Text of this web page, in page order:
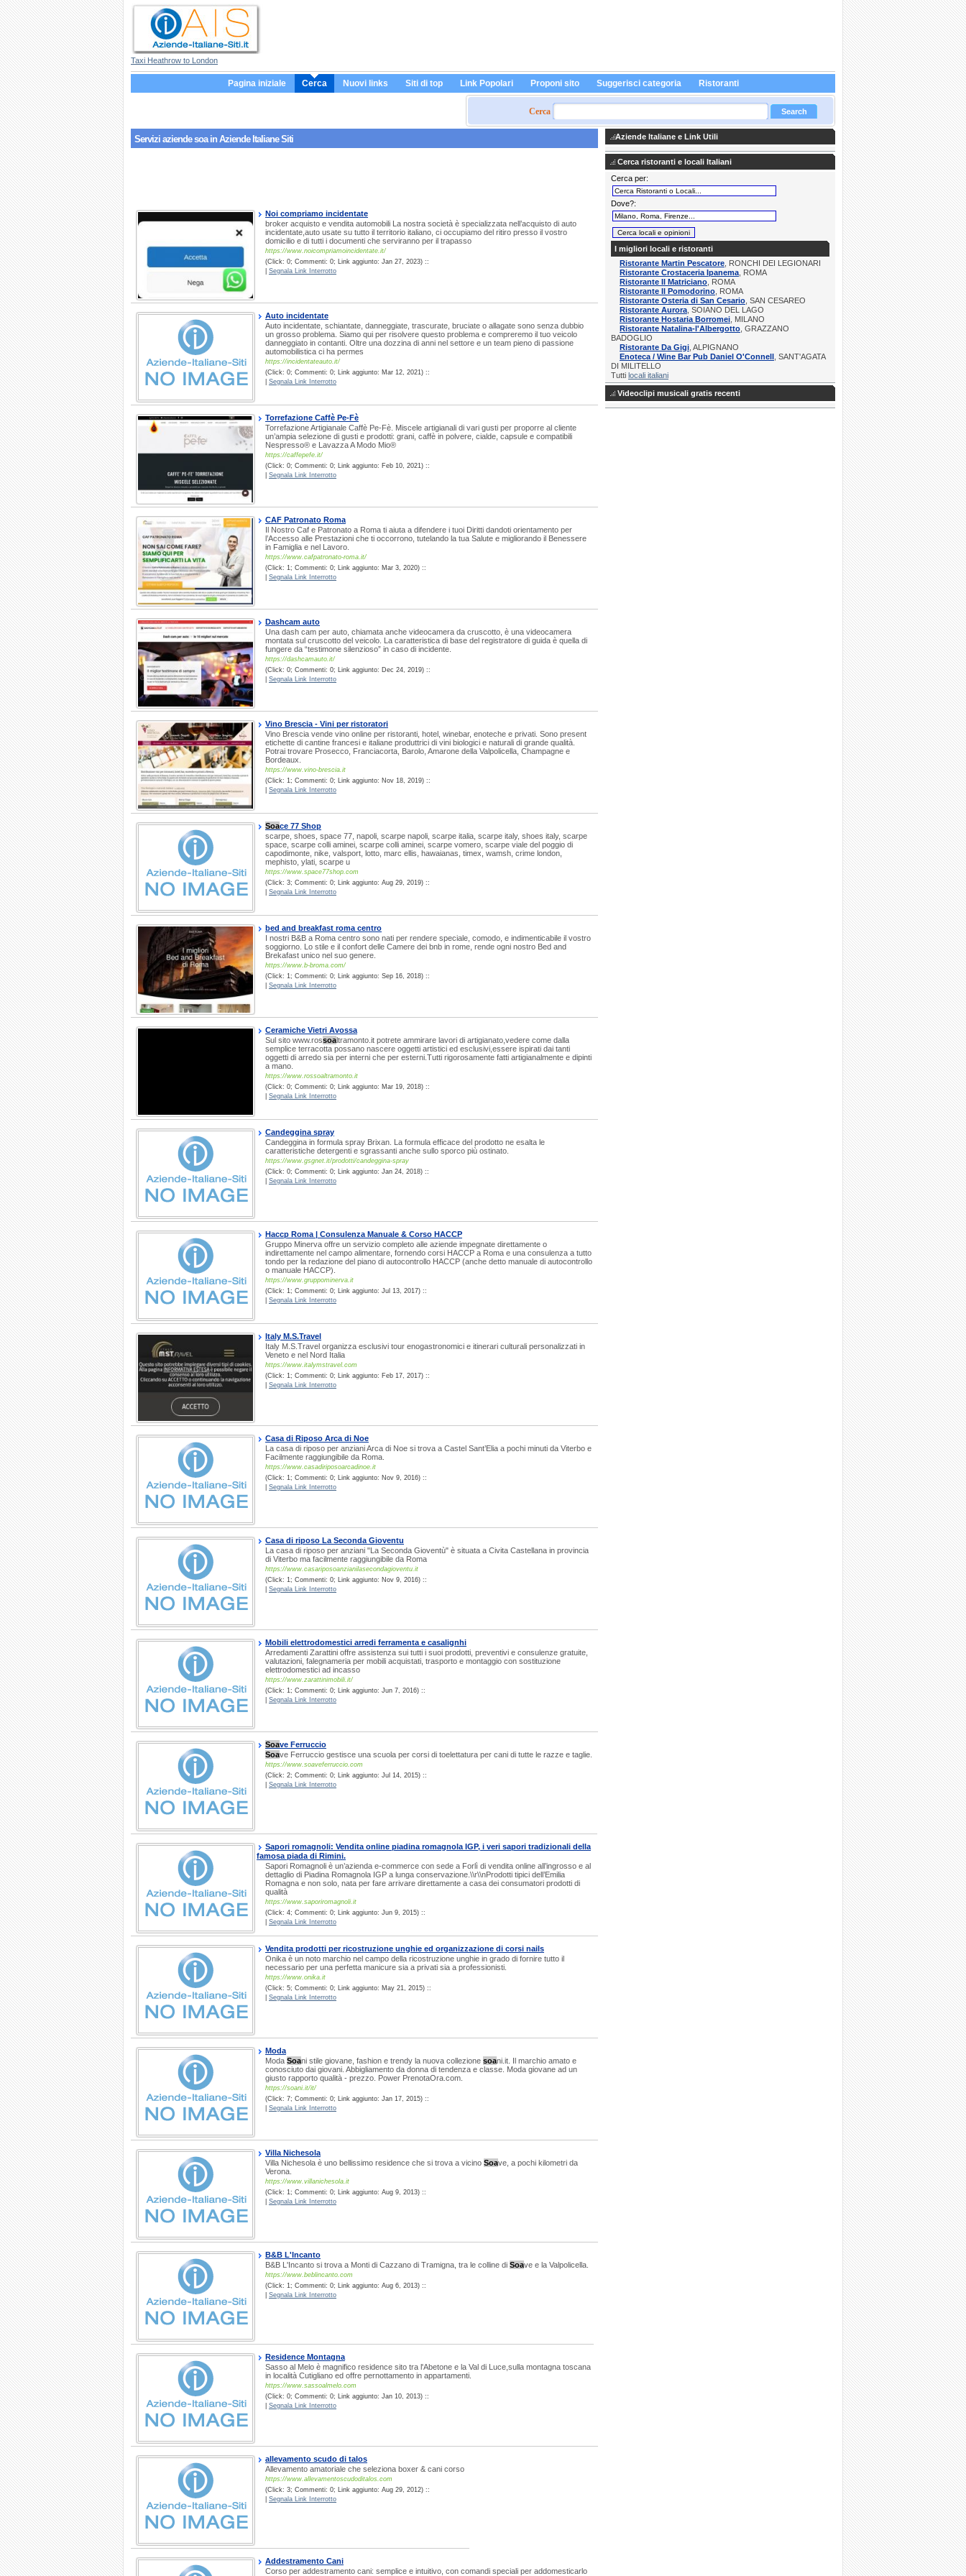
Taxi Heathrow to London
Pagina iniziale Cerca Nuovi links Siti di top Link Popolari Proponi sito Suggerisci categoria Ristoranti
Cerca
Servizi aziendesoain Aziende Italiane Siti
Noi compriamo incidentate
broker acquisto e vendita automobili La nostra società è specializzata nell’acquisto di auto
incidentate,auto usate su tutto il territorio italiano, ci occupiamo del ritiro presso il vostro
domicilio e di tutti i documenti che serviranno per il trapasso
https://www.noicompriamoincidentate.it/
(Click: 0; Commenti: 0; Link aggiunto: Jan 27, 2023) ::
Segnala Link Interrotto
Auto incidentate
Auto incidentate, schiantate, danneggiate, trascurate, bruciate o allagate sono senza dubbio
un grosso problema. Siamo qui per risolvere questo problema e compreremo il tuo veicolo
danneggiato in contanti. Oltre una dozzina di anni nel settore e un team pieno di passione
automobilistica ci ha permes
https://incidentateauto.it/
(Click: 0; Commenti: 0; Link aggiunto: Mar 12, 2021) ::
Segnala Link Interrotto
Torrefazione Caffè Pe-Fè
Torrefazione Artigianale Caffè Pe-Fè. Miscele artigianali di vari gusti per proporre al cliente
un’ampia selezione di gusti e prodotti: grani, caffè in polvere, cialde, capsule e compatibili
Nespresso® e Lavazza A Modo Mio®
https://caffepefe.it/
(Click: 0; Commenti: 0; Link aggiunto: Feb 10, 2021) ::
Segnala Link Interrotto
CAF Patronato Roma
Il Nostro Caf e Patronato a Roma ti aiuta a difendere i tuoi Diritti dandoti orientamento per
l’Accesso alle Prestazioni che ti occorrono, tutelando la tua Salute e migliorando il Benessere
in Famiglia e nel Lavoro.
https://www.cafpatronato-roma.it/
(Click: 1; Commenti: 0; Link aggiunto: Mar 3, 2020) ::
Segnala Link Interrotto
Dashcam auto
Una dash cam per auto, chiamata anche videocamera da cruscotto, è una videocamera
montata sul cruscotto del veicolo. La caratteristica di base del registratore di guida è quella di
fungere da “testimone silenzioso” in caso di incidente.
https://dashcamauto.it/
(Click: 0; Commenti: 0; Link aggiunto: Dec 24, 2019) ::
Segnala Link Interrotto
Vino Brescia - Vini per ristoratori
Vino Brescia vende vino online per ristoranti, hotel, winebar, enoteche e privati. Sono present
etichette di cantine francesi e italiane produttrici di vini biologici e naturali di grande qualità.
Potrai trovare Prosecco, Franciacorta, Barolo, Amarone della Valpolicella, Champagne e
Bordeaux.
https://www.vino-brescia.it
(Click: 1; Commenti: 0; Link aggiunto: Nov 18, 2019) ::
Segnala Link Interrotto
Soace 77 Shop
scarpe, shoes, space 77, napoli, scarpe napoli, scarpe italia, scarpe italy, shoes italy, scarpe
space, scarpe colli aminei, scarpe colli aminei, scarpe vomero, scarpe viale del poggio di
capodimonte, nike, valsport, lotto, marc ellis, hawaianas, timex, wamsh, crime london,
mephisto, ylati, scarpe u
https://www.space77shop.com
(Click: 3; Commenti: 0; Link aggiunto: Aug 29, 2019) ::
Segnala Link Interrotto
bed and breakfast roma centro
I nostri B&B a Roma centro sono nati per rendere speciale, comodo, e indimenticabile il vostro
soggiorno. Lo stile e il confort delle Camere dei bnb in rome, rende ogni nostro Bed and
Brekafast unico nel suo genere.
https://www.b-broma.com/
(Click: 1; Commenti: 0; Link aggiunto: Sep 16, 2018) ::
Segnala Link Interrotto
Ceramiche Vietri Avossa
Sul sito www.rossoaltramonto.it potrete ammirare lavori di artigianato,vedere come dalla
semplice terracotta possano nascere oggetti artistici ed esclusivi,essere ispirati dai tanti
oggetti di arredo sia per interni che per esterni.Tutti rigorosamente fatti artigianalmente e dipinti
a mano.
https://www.rossoaltramonto.it
(Click: 0; Commenti: 0; Link aggiunto: Mar 19, 2018) ::
Segnala Link Interrotto
Candeggina spray
Candeggina in formula spray Brixan. La formula efficace del prodotto ne esalta le
caratteristiche detergenti e sgrassanti anche sullo sporco più ostinato.
https://www.gsgnet.it/prodotti/candeggina-spray
(Click: 0; Commenti: 0; Link aggiunto: Jan 24, 2018) ::
Segnala Link Interrotto
Haccp Roma | Consulenza Manuale & Corso HACCP
Gruppo Minerva offre un servizio completo alle aziende impegnate direttamente o
indirettamente nel campo alimentare, fornendo corsi HACCP a Roma e una consulenza a tutto
tondo per la redazione del piano di autocontrollo HACCP (anche detto manuale di autocontrollo
o manuale HACCP).
https://www.gruppominerva.it
(Click: 1; Commenti: 0; Link aggiunto: Jul 13, 2017) ::
Segnala Link Interrotto
Italy M.S.Travel
Italy M.S.Travel organizza esclusivi tour enogastronomici e itinerari culturali personalizzati in
Veneto e nel Nord Italia
https://www.italymstravel.com
(Click: 1; Commenti: 0; Link aggiunto: Feb 17, 2017) ::
Segnala Link Interrotto
Casa di Riposo Arca di Noe
La casa di riposo per anziani Arca di Noe si trova a Castel Sant’Elia a pochi minuti da Viterbo e
Facilmente raggiungibile da Roma.
https://www.casadiriposoarcadinoe.it
(Click: 1; Commenti: 0; Link aggiunto: Nov 9, 2016) ::
Segnala Link Interrotto
Casa di riposo La Seconda Gioventu
La casa di riposo per anziani "La Seconda Gioventù" è situata a Civita Castellana in provincia
di Viterbo ma facilmente raggiungibile da Roma
https://www.casariposoanzianilasecondagioventu.it
(Click: 1; Commenti: 0; Link aggiunto: Nov 9, 2016) ::
Segnala Link Interrotto
Mobili elettrodomestici arredi ferramenta e casalignhi
Arredamenti Zarattini offre assistenza sui tutti i suoi prodotti, preventivi e consulenze gratuite,
valutazioni, falegnameria per mobili acquistati, trasporto e montaggio con sostituzione
elettrodomestici ad incasso
https://www.zarattinimobili.it/
(Click: 1; Commenti: 0; Link aggiunto: Jun 7, 2016) ::
Segnala Link Interrotto
Soave Ferruccio
Soave Ferruccio gestisce una scuola per corsi di toelettatura per cani di tutte le razze e taglie.
https://www.soaveferruccio.com
(Click: 2; Commenti: 0; Link aggiunto: Jul 14, 2015) ::
Segnala Link Interrotto
Sapori romagnoli: Vendita online piadina romagnola IGP, i veri sapori tradizionali della
famosa piada di Rimini.
Sapori Romagnoli è un’azienda e-commerce con sede a Forlì di vendita online all’ingrosso e al
dettaglio di Piadina Romagnola IGP a lunga conservazione.\\r\\nProdotti tipici dell’Emilia
Romagna e non solo, nata per fare arrivare direttamente a casa dei consumatori prodotti di
qualità
https://www.saporiromagnoli.it
(Click: 4; Commenti: 0; Link aggiunto: Jun 9, 2015) ::
Segnala Link Interrotto
Vendita prodotti per ricostruzione unghie ed organizzazione di corsi nails
Onika è un noto marchio nel campo della ricostruzione unghie in grado di fornire tutto il
necessario per una perfetta manicure sia a privati sia a professionisti.
https://www.onika.it
(Click: 5; Commenti: 0; Link aggiunto: May 21, 2015) ::
Segnala Link Interrotto
Moda
Moda Soani stile giovane, fashion e trendy la nuova collezione soani.it. Il marchio amato e
conosciuto dai giovani. Abbigliamento da donna di tendenza e classe. Moda giovane ad un
giusto rapporto qualità - prezzo. Power PrenotaOra.com.
https://soani.it/it/
(Click: 7; Commenti: 0; Link aggiunto: Jan 17, 2015) ::
Segnala Link Interrotto
Villa Nichesola
Villa Nichesola è uno bellissimo residence che si trova a vicino Soave, a pochi kilometri da
Verona.
https://www.villanichesola.it
(Click: 1; Commenti: 0; Link aggiunto: Aug 9, 2013) ::
Segnala Link Interrotto
B&B L'Incanto
B&B L'Incanto si trova a Monti di Cazzano di Tramigna, tra le colline di Soave e la Valpolicella.
https://www.beblincanto.com
(Click: 1; Commenti: 0; Link aggiunto: Aug 6, 2013) ::
Segnala Link Interrotto
Residence Montagna
Sasso al Melo è magnifico residence sito tra l'Abetone e la Val di Luce,sulla montagna toscana
in località Cutigliano ed offre pernottamento in appartamenti.
https://www.sassoalmelo.com
(Click: 0; Commenti: 0; Link aggiunto: Jan 10, 2013) ::
Segnala Link Interrotto
allevamento scudo di talos
Allevamento amatoriale che seleziona boxer & cani corso
https://www.allevamentoscudoditalos.com
(Click: 3; Commenti: 0; Link aggiunto: Aug 29, 2012) ::
Segnala Link Interrotto
Addestramento Cani
Corso per addestramento cani: semplice e intuitivo, con comandi speciali per addomesticarlo
Aziende Italiane e Link Utili
Cerca ristoranti e locali Italiani
Cerca per:
Dove?:
I migliori locali e ristoranti
Ristorante Martin Pescatore , RONCHI DEI LEGIONARI
Ristorante Crostaceria Ipanema , ROMA
Ristorante Il Matriciano , ROMA
Ristorante Il Pomodorino , ROMA
Ristorante Osteria di San Cesario , SAN CESAREO
Ristorante Aurora , SOIANO DEL LAGO
Ristorante Hostaria Borromei , MILANO
Ristorante Natalina-l'Albergotto , GRAZZANO
BADOGLIO
Ristorante Da Gigi , ALPIGNANO
Enoteca / Wine Bar Pub Daniel O'Connell , SANT'AGATA
DI MILITELLO
Tutti locali italiani
Videoclipi musicali gratis recenti